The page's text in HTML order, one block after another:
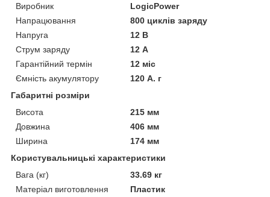
Виробник
LogicPower
Напрацювання
800 циклів заряду
Напруга
12 В
Струм заряду
12 А
Гарантійний термін
12 міс
Ємність акумулятору
120 А. г
Габаритні розміри
Висота
215 мм
Довжина
406 мм
Ширина
174 мм
Користувальницькі характеристики
Вага (кг)
33.69 кг
Матеріал виготовлення
Пластик